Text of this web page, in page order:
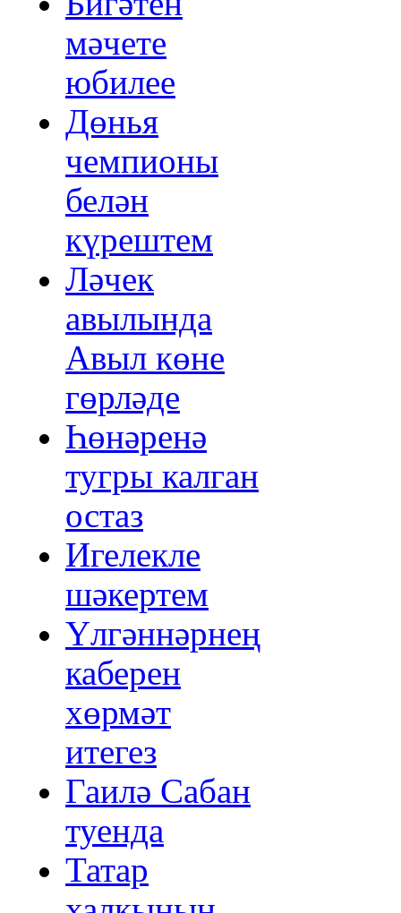
мәчете
юбилее
Дөнья
чемпионы
белән
күрештем
Ләчек
авылында
Авыл көне
гөрләде
Һөнәренә
тугры калган
остаз
Игелекле
шәкертем
Үлгәннәрнең
каберен
хөрмәт
итегез
Гаилә Сабан
туенда
Татар